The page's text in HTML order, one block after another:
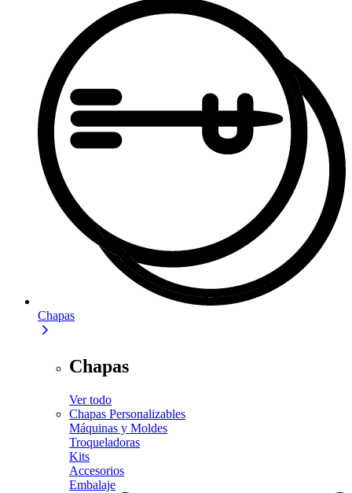
Chapas
Chapas
Ver todo
Chapas Personalizables
Máquinas y Moldes
Troqueladoras
Kits
Accesorios
Embalaje